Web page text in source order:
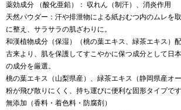
薬効成分 （酸化亜鉛）： 収れん（制汗）、消炎作用
天然パウダー：汗や排泄物による紙おむつ内のムレを
に整え、サラサラの肌ざわりに。
和漢植物成分（保湿）（桃の葉エキス、緑茶エキス）
古来より、肌を保護してすこやかに保つ成分として日
の成分を厳選。
桃の葉エキス（山梨県産）、緑茶エキス（静岡県産オ
粉が飛び散りにくく、持ち運びに便利な固形タイプです
無添加（香料・着色料・防腐剤）